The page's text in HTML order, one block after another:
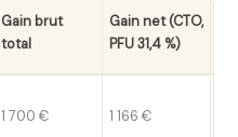
Gain brut
total
Gain net (CTO,
PFU 31,4 %)
1 700 € 1 166 €